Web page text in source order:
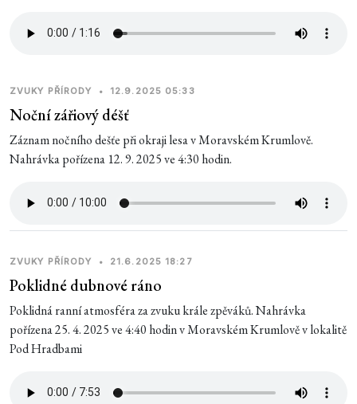
ZVUKY PŘÍRODY • 12.9.2025 05:33
Noční zářiový déšť
Záznam nočního dešťe při okraji lesa v Moravském Krumlově.
Nahrávka pořízena 12. 9. 2025 ve 4:30 hodin.
ZVUKY PŘÍRODY • 21.6.2025 18:27
Poklidné dubnové ráno
Poklidná ranní atmosféra za zvuku krále zpěváků. Nahrávka
pořízena 25. 4. 2025 ve 4:40 hodin v Moravském Krumlově v lokalitě
Pod Hradbami